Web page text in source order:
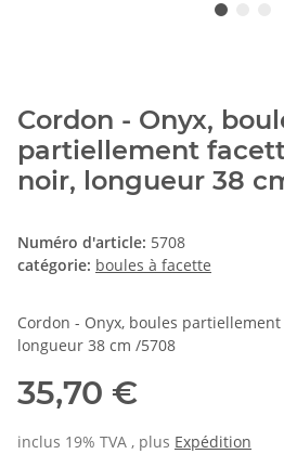
Cordon - Onyx,
partiellement
noir, longueur 38
Numéro d'article: 5708
catégorie: boules à facette
Cordon - Onyx, boules
longueur 38 cm /5708
35,70 €
inclus 19% TVA , plus Expédition